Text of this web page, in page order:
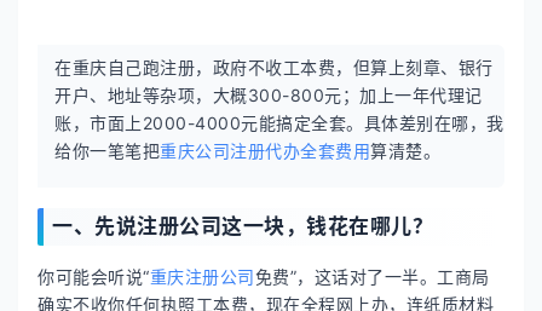
在重庆自己跑注册，政府不收工本费，但算上刻章、银行
开户、地址等杂项，大概300-800元；加上一年代理记
账，市面上2000-4000元能搞定全套。具体差别在哪，我
给你一笔笔把重庆公司注册代办全套费用算清楚。
一、先说注册公司这一块，钱花在哪儿？
你可能会听说“重庆注册公司免费”，这话对了一半。工商局
确实不收你任何执照工本费，现在全程网上办，连纸质材料